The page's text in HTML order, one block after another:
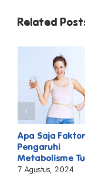
Related
Apa Saja
Pengaruhi
Metabolisme
7 Agustus, 2024